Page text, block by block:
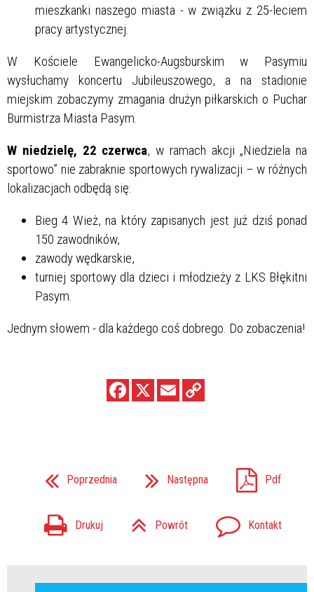
mieszkanki naszego miasta - w związku z 25-leciem
pracy artystycznej.
W Kościele Ewangelicko-Augsburskim w Pasymiu
wysłuchamy koncertu Jubileuszowego, a na stadionie
miejskim zobaczymy zmagania drużyn piłkarskich o Puchar
Burmistrza Miasta Pasym.
W niedzielę, 22 czerwca, w ramach akcji „Niedziela na
sportowo” nie zabraknie sportowych rywalizacji – w różnych
lokalizacjach odbędą się:
Bieg 4 Wież, na który zapisanych jest już dziś ponad
150 zawodników,
zawody wędkarskie,
turniej sportowy dla dzieci i młodzieży z LKS Błękitni
Pasym.
Jednym słowem - dla każdego coś dobrego. Do zobaczenia!
Poprzednia Następna Pdf
Drukuj Powrót Kontakt